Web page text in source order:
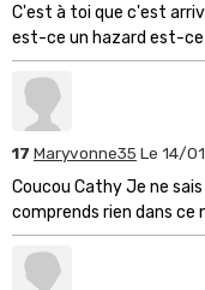
C'est à toi que c'est
est-ce un hazard est-ce
17 Maryvonne35 Le 14/
Coucou Cathy Je ne
comprends rien dans ce